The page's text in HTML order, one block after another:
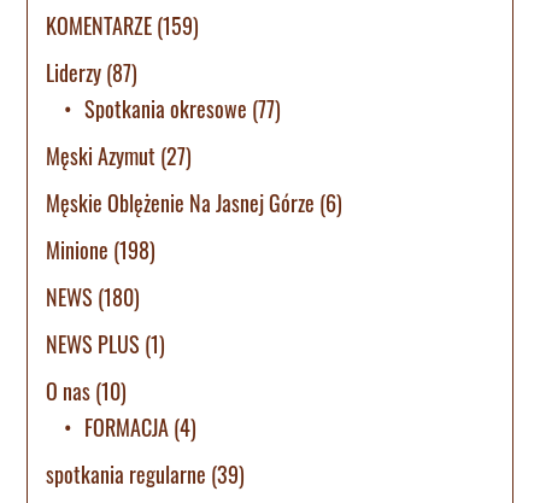
KOMENTARZE(159)
Liderzy(87)
Spotkania okresowe (77)
Męski Azymut (27)
Męskie Oblężenie Na Jasnej Górze (6)
Minione (198)
NEWS (180)
NEWS PLUS (1)
O nas(10)
FORMACJA(4)
spotkania regularne (39)